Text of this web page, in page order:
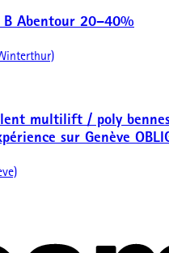
Abentour 20–40%
multilift / poly
sur Genève